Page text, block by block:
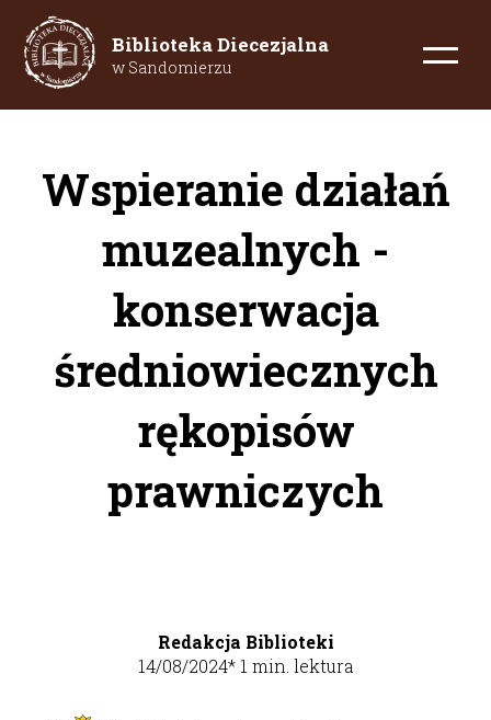
Biblioteka Diecezjalna
w Sandomierzu
Wspieranie działań
muzealnych -
konserwacja
średniowiecznych
rękopisów
prawniczych
Redakcja Biblioteki
14/08/2024* 1 min. lektura